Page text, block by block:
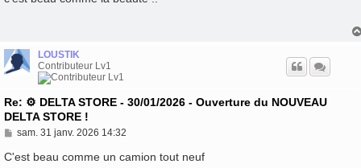
LOUSTIK
Contributeur Lv1
Re: ⚙️ DELTA STORE - 30/01/2026 - Ouverture du NOUVEAU
DELTA STORE !
M
s
sam. 31 janv. 2026 14:32
C'est beau comme un camion tout neuf